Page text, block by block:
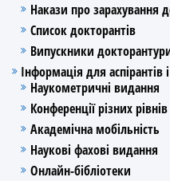
Накази про зарахування
Список докторантів
Випускники
Інформація для аспірантів
Наукометричні видання
Конференції різних рівнів
Академічна мобільність
Наукові фахові видання
Онлайн-бібліотеки